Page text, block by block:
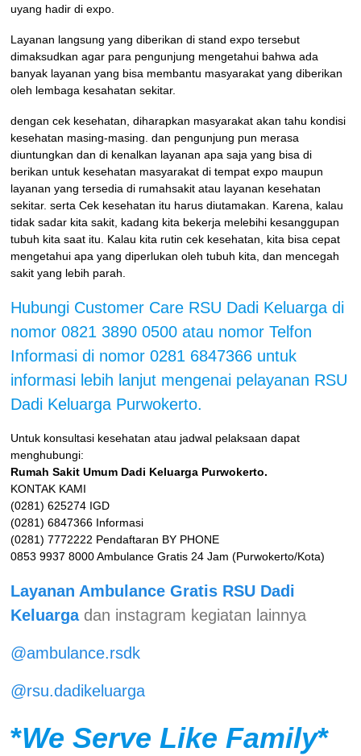
uyang hadir di expo.
Layanan langsung yang diberikan di stand expo tersebut
dimaksudkan agar para pengunjung mengetahui bahwa ada
banyak layanan yang bisa membantu masyarakat yang diberikan
oleh lembaga kesahatan sekitar.
dengan cek kesehatan, diharapkan masyarakat akan tahu kondisi
kesehatan masing-masing. dan pengunjung pun merasa
diuntungkan dan di kenalkan layanan apa saja yang bisa di
berikan untuk kesehatan masyarakat di tempat expo maupun
layanan yang tersedia di rumahsakit atau layanan kesehatan
sekitar. serta Cek kesehatan itu harus diutamakan. Karena, kalau
tidak sadar kita sakit, kadang kita bekerja melebihi kesanggupan
tubuh kita saat itu. Kalau kita rutin cek kesehatan, kita bisa cepat
mengetahui apa yang diperlukan oleh tubuh kita, dan mencegah
sakit yang lebih parah.
Hubungi Customer Care RSU Dadi Keluarga di
nomor 0821 3890 0500 atau nomor Telfon
Informasi di nomor 0281 6847366 untuk
informasi lebih lanjut mengenai pelayanan RSU
Dadi Keluarga Purwokerto.
Untuk konsultasi kesehatan atau jadwal pelaksaan dapat
menghubungi:
Rumah Sakit Umum Dadi Keluarga Purwokerto.
KONTAK KAMI
(0281) 625274 IGD
(0281) 6847366 Informasi
(0281) 7772222 Pendaftaran BY PHONE
0853 9937 8000 Ambulance Gratis 24 Jam (Purwokerto/Kota)
Layanan Ambulance Gratis RSU Dadi
Keluargadan instagram kegiatan lainnya
@ambulance.rsdk
@rsu.dadikeluarga
*We Serve Like Family*